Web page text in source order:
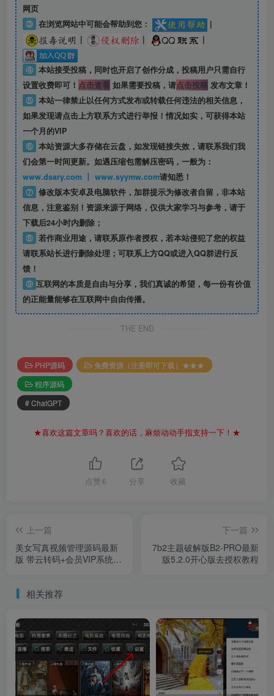
网页
③ 在浏览网站中可能会帮助到您：
|
|
| |
④ 本站接受投稿，同时也开启了创作分成，投稿用户只需自行
设置收费即可！ 点击查看如果需要投稿，请点击投稿发布文章！
⑤ 本站一律禁止以任何方式发布或转载任何违法的相关信息，
如果发现请点击上方联系方式进行举报！情况如实，可获得本站
一个月的VIP
⑥ 本站资源大多存储在云盘，如发现链接失效，请联系我们我
们会第一时间更新。如遇压缩包需解压密码，一般为：
www.dsary.com 丨 www.syymw.com请知悉！
⑦ 修改版本安卓及电脑软件，加群提示为修改者自留， 非本站
信息，注意鉴别！资源来源于网络，仅供大家学习与参考，请于
下载后24小时内删除；
⑧ 若作商业用途，请联系原作者授权，若本站侵犯了您的权益
请联系站长进行删除处理；可联系上方QQ或进入QQ群进行反
馈！
⑨ 互联网的本质是自由与分享，我们真诚的希望，每一份有价值
的正能量能够在互联网中自由传播。
THE END
PHP源码
免费资源（注册即可下载）★★★
程序源码
# ChatGPT
★喜欢这篇文章吗？喜欢的话，麻烦动动手指支持一下！★
点赞 6 分享 收藏
上一篇
美女写真视频管理源码最新
版 带云转码+会员VIP系统|
下一篇
7b2主题破解版B2-PRO最新
版5.2.0开心版去授权教程
相关推荐